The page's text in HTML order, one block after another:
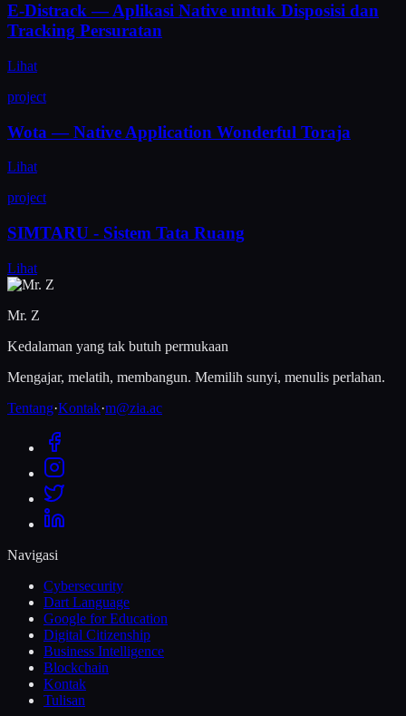
E-Distrack — Aplikasi Native untuk Disposisi dan
Tracking Persuratan
Lihat
project
Wota — Native Application Wonderful Toraja
Lihat
project
SIMTARU - Sistem Tata Ruang
Lihat
Mr. Z
Kedalaman yang tak butuh permukaan
Mengajar, melatih, membangun. Memilih sunyi, menulis perlahan.
Tentang·Kontak·m@zia.ac
Navigasi
Cybersecurity
Dart Language
Google for Education
Digital Citizenship
Business Intelligence
Blockchain
Kontak
Tulisan